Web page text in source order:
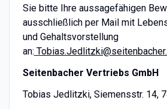
Sie bitte Ihre aussagefähigen
ausschließlich per Mail mit
und Gehaltsvorstellung
an:
Seitenbacher Vertriebs GmbH
Tobias Jedlitzki, Siemensstr. 14,